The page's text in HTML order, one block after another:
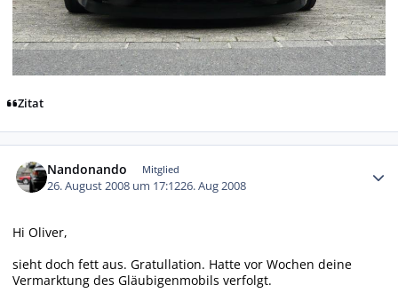
Zitat
Nandonando Mitglied
26. August 2008 um 17:1226. Aug 2008
Hi Oliver,
sieht doch fett aus. Gratullation. Hatte vor Wochen deine
Vermarktung des Gläubigenmobils verfolgt.